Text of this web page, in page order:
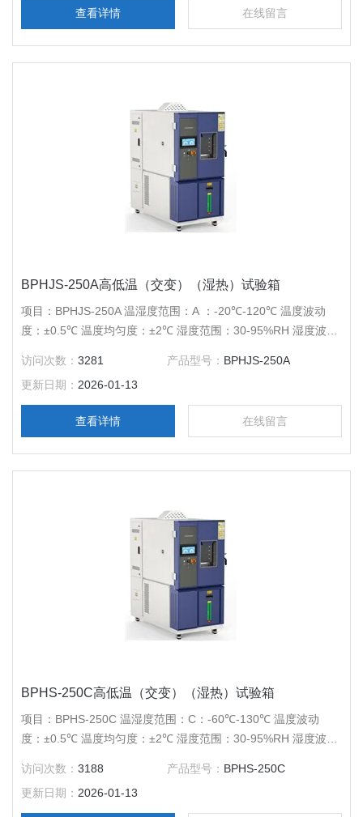
查看详情 在线留言
BPHJS-250A高低温（交变）（湿热）试验箱
项目：BPHJS-250A 温湿度范围：A ：-20℃-120℃ 温度波动
度：±0.5℃ 温度均匀度：±2℃ 湿度范围：30-95%RH 湿度波动
外胆尺寸（mm）：700*1160*1850 电源电压：AC220V 50Hz
访问次数：3281 产品型号： BPHJS-250A
更新日期： 2026-01-13
查看详情 在线留言
BPHS-250C高低温（交变）（湿热）试验箱
项目：BPHS-250C 温湿度范围：C：-60℃-130℃ 温度波动
度：±0.5℃ 温度均匀度：±2℃ 湿度范围：30-95%RH 湿度波动
外胆尺寸（mm）：700*1160*1850 电源电压：AC380V 50Hz
访问次数：3188 产品型号： BPHS-250C
更新日期： 2026-01-13